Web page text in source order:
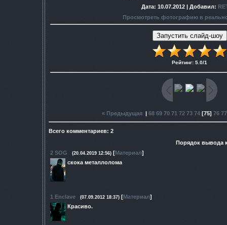
Дата: 10.07.2012 | Добавил:
Просмотреть фотографию в
Рейтинг: 5.0/1
« Предыдущая| 68 69 70 71 72 73 74[75] 76 77
Всего комментариев: 2
Порядок вывода
2 SOG (20.04.2019 12:56) [Материал]
скока металлолома
1 Enclave (07.09.2012 18:37) [Материал]
Красиво.